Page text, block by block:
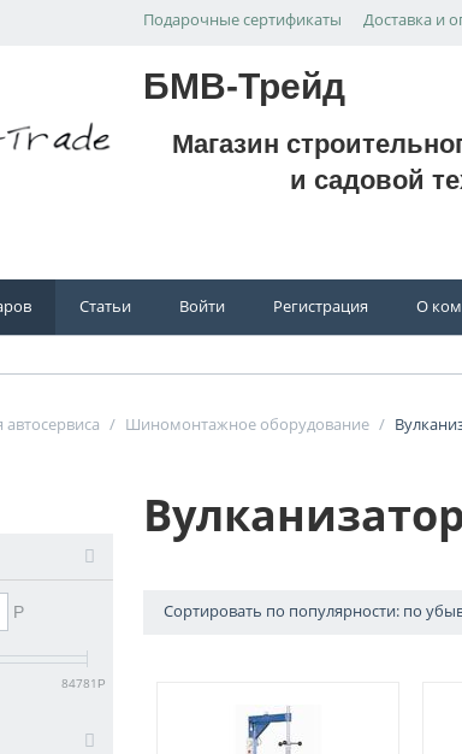
Подарочные сертификаты Доставка и
БМВ-Трейд
Магазин
и садовой
Статьи Войти Регистрация О
/ Шиномонтажное оборудование /
Р
84781 Р
Сортировать по популярности: по